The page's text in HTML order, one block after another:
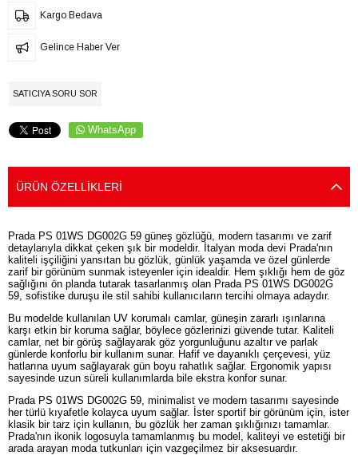
Kargo Bedava
Gelince Haber Ver
SATICIYA SORU SOR
WhatsApp
ÜRÜN ÖZELLIKLERI
Prada PS 01WS DG002G 59 güneş gözlüğü, modern tasarımı ve zarif
detaylarıyla dikkat çeken şık bir modeldir. İtalyan moda devi Prada'nın
kaliteli işçiliğini yansıtan bu gözlük, günlük yaşamda ve özel günlerde
zarif bir görünüm sunmak isteyenler için idealdir. Hem şıklığı hem de göz
sağlığını ön planda tutarak tasarlanmış olan Prada PS 01WS DG002G
59, sofistike duruşu ile stil sahibi kullanıcıların tercihi olmaya adaydır.
Bu modelde kullanılan UV korumalı camlar, güneşin zararlı ışınlarına
karşı etkin bir koruma sağlar, böylece gözlerinizi güvende tutar. Kaliteli
camlar, net bir görüş sağlayarak göz yorgunluğunu azaltır ve parlak
günlerde konforlu bir kullanım sunar. Hafif ve dayanıklı çerçevesi, yüz
hatlarına uyum sağlayarak gün boyu rahatlık sağlar. Ergonomik yapısı
sayesinde uzun süreli kullanımlarda bile ekstra konfor sunar.
Prada PS 01WS DG002G 59, minimalist ve modern tasarımı sayesinde
her türlü kıyafetle kolayca uyum sağlar. İster sportif bir görünüm için, ister
klasik bir tarz için kullanın, bu gözlük her zaman şıklığınızı tamamlar.
Prada'nın ikonik logosuyla tamamlanmış bu model, kaliteyi ve estetiği bir
arada arayan moda tutkunları için vazgeçilmez bir aksesuardır.